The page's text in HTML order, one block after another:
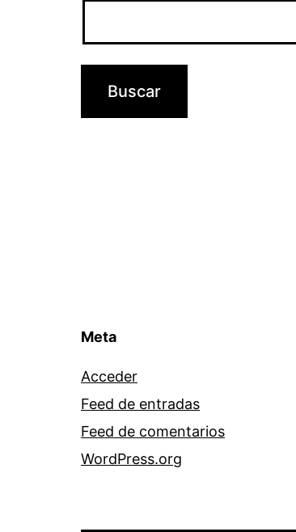
Meta
Acceder
Feed de entradas
Feed de comentarios
WordPress.org